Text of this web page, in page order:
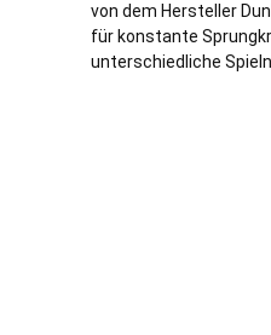
von dem Hersteller
für konstante
unterschiedliche